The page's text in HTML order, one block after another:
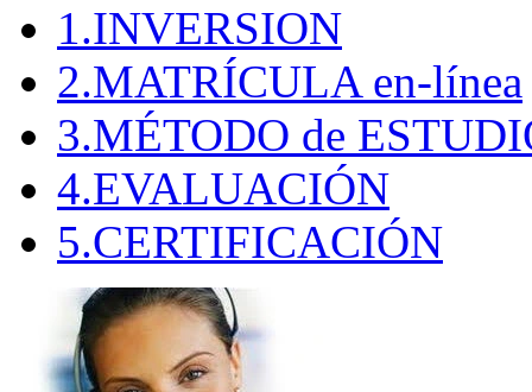
1.INVERSION
2.MATRÍCULA en-línea
3.MÉTODO de
4.EVALUACIÓN
5.CERTIFICACIÓN